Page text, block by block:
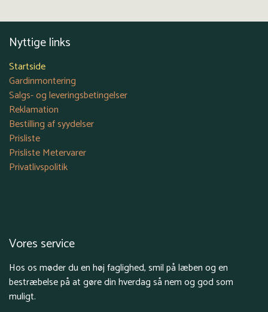
Nyttige links
Startside
Gardinmontering
Salgs- og leveringsbetingelser
Reklamation
Bestilling af syydelser
Prisliste
Prisliste Metervarer
Privatlivspolitik
Vores service
Hos os møder du en høj faglighed, smil på læben og en
bestræbelse på at gøre din hverdag så nem og god som
muligt.